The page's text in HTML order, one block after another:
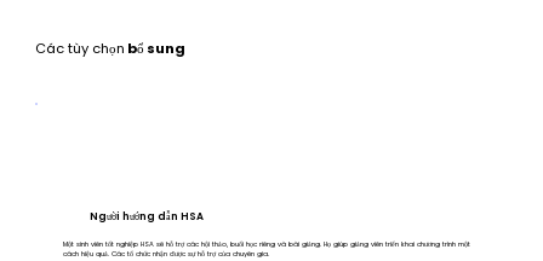
Các tùy chọn bổ sung
Người hướng dẫn HSA
Một sinh viên tốt nghiệp HSA sẽ hỗ trợ các hội thảo, buổi học riêng và bài giảng. Họ giúp giảng viên triển khai chương trình một
cách hiệu quả. Các tổ chức nhận được sự hỗ trợ của chuyên gia.